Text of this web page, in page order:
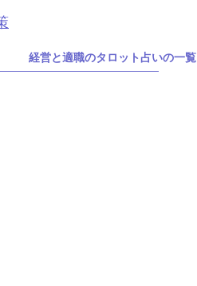
経営と適職のタロット占いの一覧